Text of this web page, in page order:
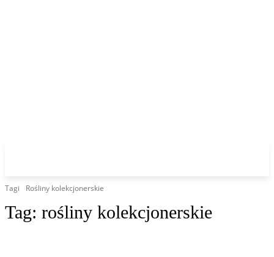
Tagi Rośliny kolekcjonerskie
Tag: rośliny kolekcjonerskie